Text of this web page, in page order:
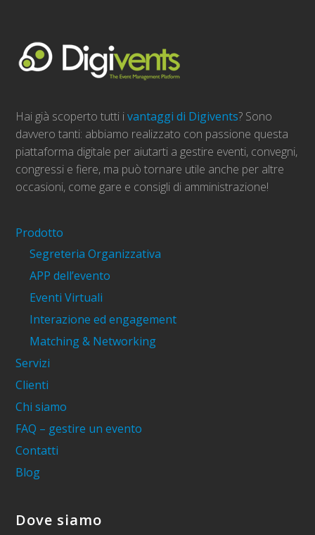
Hai già scoperto tutti ivantaggi di Digivents? Sono
davvero tanti: abbiamo realizzato con passione questa
piattaforma digitale per aiutarti a gestire eventi, convegni,
congressi e fiere, ma può tornare utile anche per altre
occasioni, come gare e consigli di amministrazione!
Prodotto
Segreteria Organizzativa
APP dell’evento
Eventi Virtuali
Interazione ed engagement
Matching & Networking
Servizi
Clienti
Chi siamo
FAQ – gestire un evento
Contatti
Blog
Dove siamo